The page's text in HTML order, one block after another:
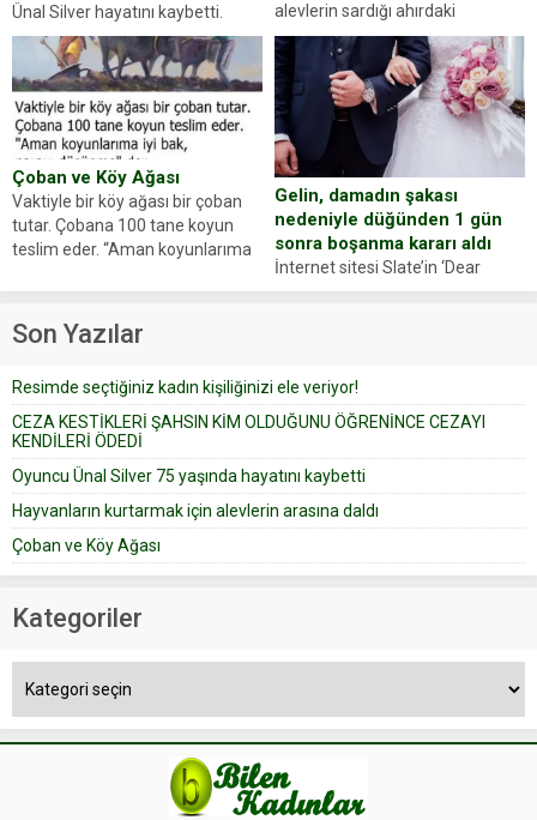
Ünal Silver hayatını kaybetti.
Haberi, oyuncunun menajerlik
ajansı duyurdu. Renda Güner,
sosyal medya hesabında “Usta
Oyuncumuz ve çok değerli
dostumuz...
alevlerin sardığı ahırdaki
hayvanlarını kurtarmak isteyen
Zeki Demir (66) ölümden döndü.
Yüzünde ve ellerinde yanıklar
oluşan Demir, kâbus dolu anları
anlattı… Merkeze bağlı...
Çoban ve Köy Ağası
Vaktiyle bir köy ağası bir çoban
tutar. Çobana 100 tane koyun
teslim eder. “Aman koyunlarıma
Çoban koyunları alır gider. Aylar...
Gelin, damadın şakası
nedeniyle düğünden 1 gün
sonra boşanma kararı aldı
İnternet sitesi Slate’in ‘Dear
Prudence’ isimli tavsiye köşesine
yapıştırdığı için düğünden...
Son Yazılar
Resimde seçtiğiniz kadın kişiliğinizi ele veriyor!
CEZA KESTİKLERİ ŞAHSIN KİM OLDUĞUNU ÖĞRENİNCE CEZAYI
KENDİLERİ ÖDEDİ
Oyuncu Ünal Silver 75 yaşında hayatını kaybetti
Hayvanların kurtarmak için alevlerin arasına daldı
Çoban ve Köy Ağası
Kategoriler